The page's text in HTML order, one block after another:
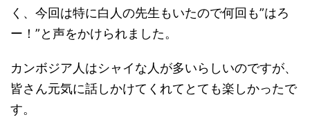
く、今回は特に白人の先生もいたので何回も”はろ
ー！”と声をかけられました。
カンボジア人はシャイな人が多いらしいのですが、
皆さん元気に話しかけてくれてとても楽しかったで
す。